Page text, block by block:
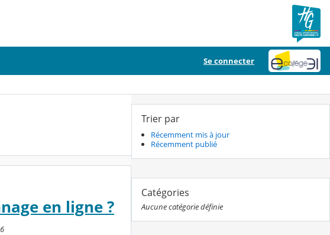
Se connecter
en ligne ?
Trier par
Récemment mis à jour
Récemment publié
Catégories
Aucune catégorie définie